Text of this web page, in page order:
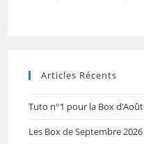
Articles Récents
Tuto n°1 pour la Box
Les Box de Septembre 2026